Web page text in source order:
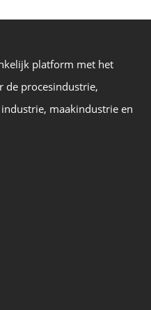
platform met het
de procesindustrie,
maakindustrie en